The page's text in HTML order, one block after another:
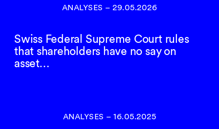
ANALYSES – 29.05.2026
Swiss Federal Supreme Court rules
that shareholders have no say on
asset…
ANALYSES – 16.05.2025